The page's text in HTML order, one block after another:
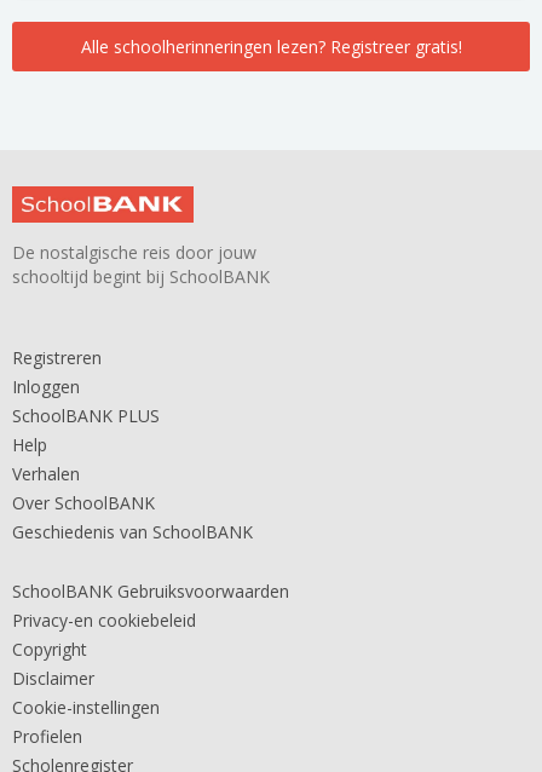
Alle schoolherinneringen lezen? Registreer gratis!
De nostalgische reis door jouw
schooltijd begint bij SchoolBANK
Registreren
Inloggen
SchoolBANK PLUS
Help
Verhalen
Over SchoolBANK
Geschiedenis van SchoolBANK
SchoolBANK Gebruiksvoorwaarden
Privacy-en cookiebeleid
Copyright
Disclaimer
Cookie-instellingen
Profielen
Scholenregister